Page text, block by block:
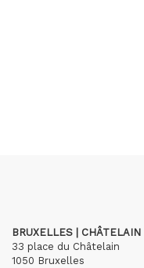
BRUXELLES | CHÂTELAIN
33 place du Châtelain
1050 Bruxelles